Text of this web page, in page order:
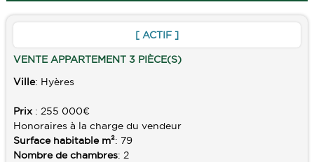
VENTES
TOUTES LES VENTES
IMMEUBLES
TERRAINS
LOCATIONS
TOUTES LES LOCATIONS
VIAGER
LOCAUX COMMERCIAUX
GESTION
[ ACTIF ]
VENTE APPARTEMENT 3 PIÈCE(S)
Ville: Hyères
Prix: 255 000€
Honoraires à la charge du vendeur
Surface habitable m²: 79
Nombre de chambres: 2